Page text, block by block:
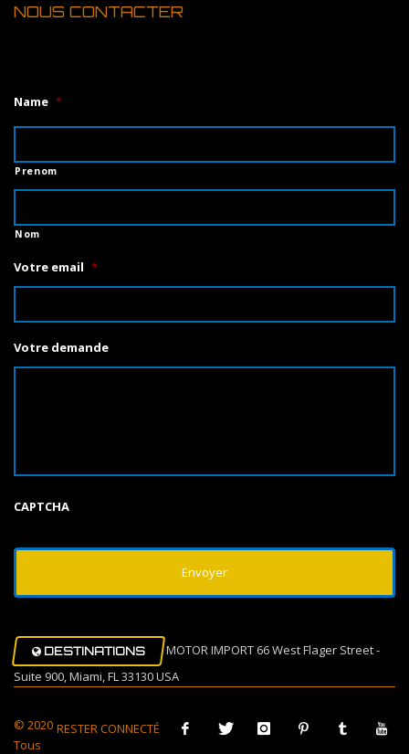
NOUS CONTACTER
Name *
Prenom
Nom
Votre email *
Votre demande
CAPTCHA
DESTINATIONS
MOTOR IMPORT 66 West Flager Street -
Suite 900, Miami, FL 33130 USA
RESTER CONNECTÉ
© 2020
Tous